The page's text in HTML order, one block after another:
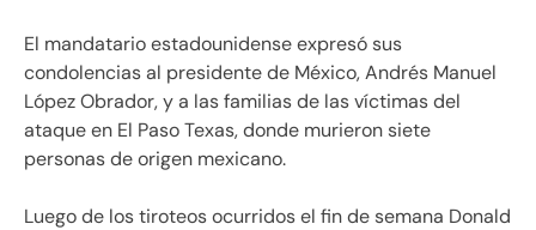
El mandatario estadounidense expresó sus
condolencias al presidente de México, Andrés Manuel
López Obrador, y a las familias de las víctimas del
ataque en El Paso Texas, donde murieron siete
personas de origen mexicano.
Luego de los tiroteos ocurridos el fin de semana Donald